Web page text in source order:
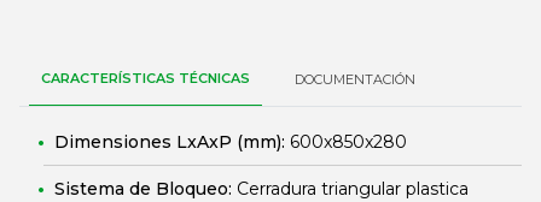
CARACTERÍSTICAS TÉCNICAS DOCUMENTACIÓN
Dimensiones LxAxP (mm): 600x850x280
Sistema de Bloqueo: Cerradura triangular plastica